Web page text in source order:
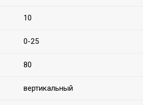
10
0-25
80
вертикальный